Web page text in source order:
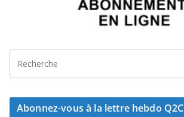
Abonnez-vous à la lettre hebdo Q2C